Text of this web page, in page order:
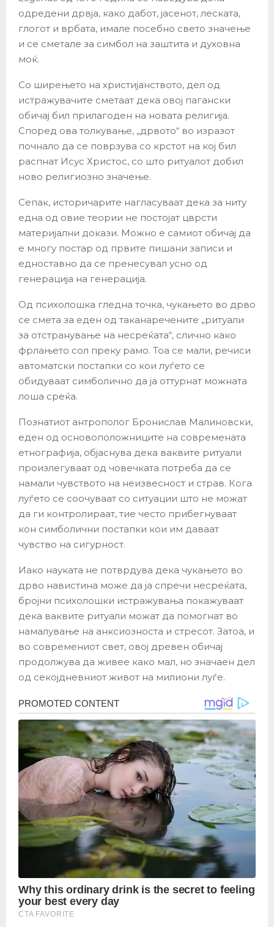
одредени дрвја, како дабот, јасенот, леската,
глогот и врбата, имале посебно свето значење
и се сметале за симбол на заштита и духовна
моќ.
Со ширењето на христијанството, дел од
истражувачите сметаат дека овој пагански
обичај бил прилагоден на новата религија.
Според ова толкување, „дрвото“ во изразот
почнало да се поврзува со крстот на кој бил
распнат Исус Христос, со што ритуалот добил
ново религиозно значење.
Сепак, историчарите нагласуваат дека за ниту
една од овие теории не постојат цврсти
материјални докази. Можно е самиот обичај да
е многу постар од првите пишани записи и
едноставно да се пренесувал усно од
генерација на генерација.
Од психолошка гледна точка, чукањето во дрво
се смета за еден од таканаречените „ритуали
за отстранување на несреќата“, слично како
фрлањето сол преку рамо. Тоа се мали, речиси
автоматски постапки со кои луѓето се
обидуваат симболично да ја оттурнат можната
лоша среќа.
Познатиот антрополог Бронислав Малиновски,
еден од основоположниците на современата
етнографија, објаснува дека ваквите ритуали
произлегуваат од човечката потреба да се
намали чувството на неизвесност и страв. Кога
луѓето се соочуваат со ситуации што не можат
да ги контролираат, тие често прибегнуваат
кон симболични постапки кои им даваат
чувство на сигурност.
Иако науката не потврдува дека чукањето во
дрво навистина може да ја спречи несреќата,
бројни психолошки истражувања покажуваат
дека ваквите ритуали можат да помогнат во
намалување на анксиозноста и стресот. Затоа, и
во современиот свет, овој древен обичај
продолжува да живее како мал, но значаен дел
од секојдневниот живот на милиони луѓе.